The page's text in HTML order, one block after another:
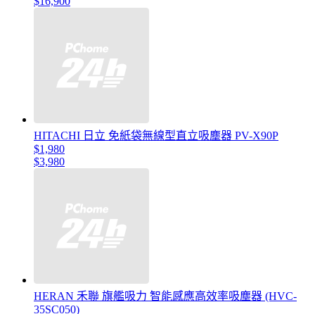
HITACHI 日立 免紙袋無線型直立吸塵器 PV-X90P
$1,980
$3,980
HERAN 禾聯 旗艦吸力 智能感應高效率吸塵器 (HVC-
35SC050)